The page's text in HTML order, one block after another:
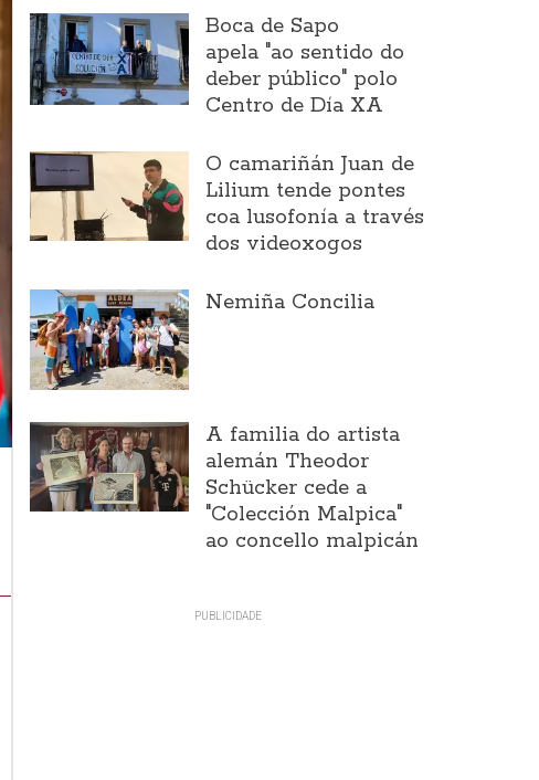
Boca de Sapo
apela "ao sentido do
deber público" polo
Centro de Día XA
O camariñán Juan de
Lilium tende pontes
coa lusofonía a través
dos videoxogos
Nemiña Concilia
A familia do artista
alemán Theodor
Schücker cede a
"Colección Malpica"
ao concello malpicán